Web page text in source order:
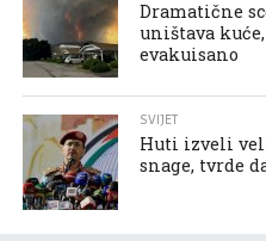
Dramatične
uništava
evakuisano
SVIJET
Huti izveli
snage, tvrde